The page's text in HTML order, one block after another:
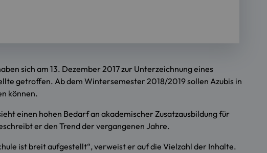
sich am 13. Dezember 2017 zur Unterzeichnung eines
getroffen. Ab dem Wintersemester 2018/2019 sollen Azubis in
können.
einen hohen Bedarf an akademischer Zusatzausbildung für
er den Trend der vergangenen Jahre.
ist breit aufgestellt“, verweist er auf die Vielzahl der Inhalte.